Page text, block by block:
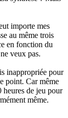
importe mes
au même trois
en fonction du
veux pas.
inappropriée pour
point. Car même
heures de jeu pour
même.